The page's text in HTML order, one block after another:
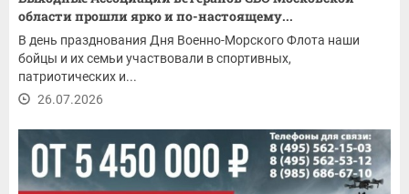
области прошли ярко и по-настоящему...
В день празднования Дня Военно-Морского Флота наши
бойцы и их семьи участвовали в спортивных,
патриотических и...
26.07.2026